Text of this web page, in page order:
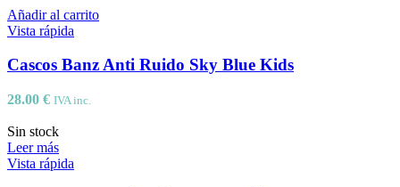
Añadir al carrito
Vista rápida
Cascos Banz Anti Ruido Sky Blue Kids
28.00 € IVA inc.
Sin stock
Leer más
Vista rápida